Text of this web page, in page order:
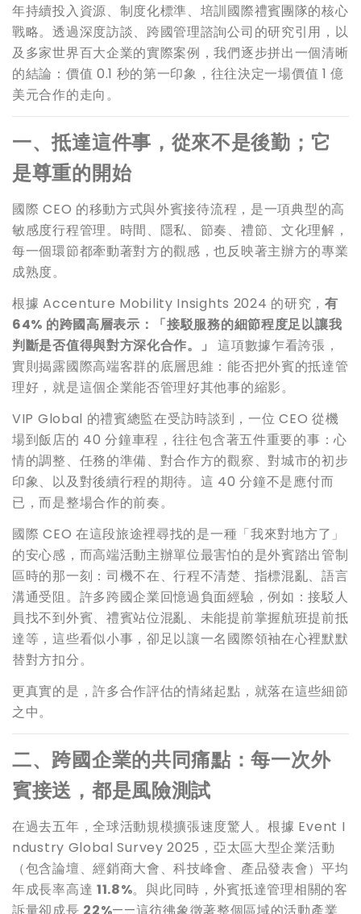
年持續投入資源、制度化標準、培訓國際禮賓團隊的核心
戰略。透過深度訪談、跨國管理諮詢公司的研究引用，以
及多家世界百大企業的實際案例，我們逐步拼出一個清晰
的結論：價值 0.1 秒的第一印象，往往決定一場價值 1 億
美元合作的走向。
一、抵達這件事，從來不是後勤；它
是尊重的開始
國際 CEO 的移動方式與外賓接待流程，是一項典型的高
敏感度行程管理。時間、隱私、節奏、禮節、文化理解，
每一個環節都牽動著對方的觀感，也反映著主辦方的專業
成熟度。
根據 Accenture Mobility Insights 2024 的研究， 有
64% 的跨國高層表示：「接駁服務的細節程度足以讓我
判斷是否值得與對方深化合作。」
這項數據乍看誇張，
實則揭露國際高端客群的底層思維：能否把外賓的抵達管
理好，就是這個企業能否管理好其他事的縮影。
VIP Global 的禮賓總監在受訪時談到，一位 CEO 從機
場到飯店的 40 分鐘車程，往往包含著五件重要的事：心
情的調整、任務的準備、對合作方的觀察、對城市的初步
印象、以及對後續行程的期待。這 40 分鐘不是應付而
已，而是整場合作的前奏。
國際 CEO 在這段旅途裡尋找的是一種「我來對地方了」
的安心感，而高端活動主辦單位最害怕的是外賓踏出管制
區時的那一刻：司機不在、行程不清楚、指標混亂、語言
溝通受阻。許多跨國企業回憶過負面經驗，例如：接駁人
員找不到外賓、禮賓站位混亂、未能提前掌握航班提前抵
達等，這些看似小事，卻足以讓一名國際領袖在心裡默默
替對方扣分。
更真實的是，許多合作評估的情緒起點，就落在這些細節
之中。
二、跨國企業的共同痛點：每一次外
賓接送，都是風險測試
在過去五年，全球活動規模擴張速度驚人。根據 Event I
ndustry Global Survey 2025，亞太區大型企業活動
（包含論壇、經銷商大會、科技峰會、產品發表會）平均
年成長率高達 11.8%。與此同時，外賓抵達管理相關的客